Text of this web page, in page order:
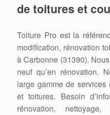
de toitures et
Toiture Pro est la
modification, rénovation
à Carbonne (31390).
neuf qu’en rénovation.
large gamme de
et toitures. Besoin
rénovation, nettoyage,